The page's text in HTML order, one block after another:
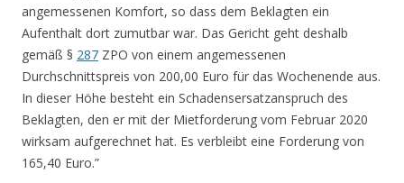
angemessenen Komfort, so dass dem Beklagten ein
Aufenthalt dort zumutbar war. Das Gericht geht deshalb
gemäß § 287 ZPO von einem angemessenen
Durchschnittspreis von 200,00 Euro für das Wochenende aus.
In dieser Höhe besteht ein Schadensersatzanspruch des
Beklagten, den er mit der Mietforderung vom Februar 2020
wirksam aufgerechnet hat. Es verbleibt eine Forderung von
165,40 Euro.”